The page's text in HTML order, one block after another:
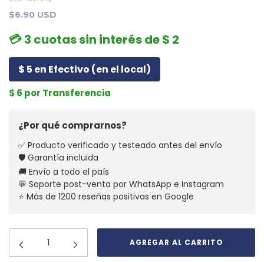
$6.90 USD
💳 3 cuotas sin interés de $ 2
$ 5 en Efectivo (en el local)
$ 6 por Transferencia
¿Por qué comprarnos?
✅ Producto verificado y testeado antes del envío
🛡️ Garantía incluida
🚚 Envío a todo el país
💬 Soporte post-venta por WhatsApp e Instagram
⭐ Más de 1200 reseñas positivas en Google